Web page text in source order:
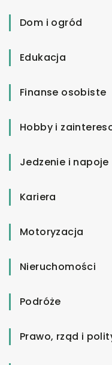
Dom i ogród
Edukacja
Finanse osobiste
Hobby i
Jedzenie i napoje
Kariera
Motoryzacja
Nieruchomości
Podróże
Prawo, rząd i